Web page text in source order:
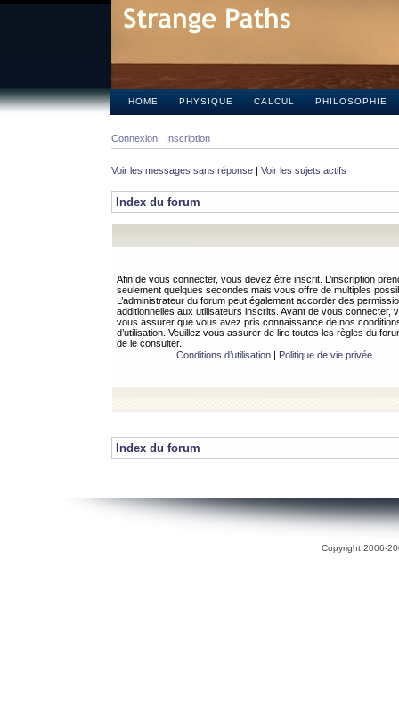
HOME PHYSIQUE CALCUL PHILOSOPHIE
Connexion Inscription
Voir les messages sans réponse | Voir les sujets actifs
Index du forum
Afin de vous connecter, vous devez être inscrit. L’inscription
seulement quelques secondes mais vous offre de multiples
L’administrateur du forum peut également accorder des
additionnelles aux utilisateurs inscrits. Avant de vous connecter,
vous assurer que vous avez pris connaissance de nos
d’utilisation. Veuillez vous assurer de lire toutes les règles du
de le consulter.
Conditions d’utilisation| Politique de vie privée
Index du forum
Copyright 2006-